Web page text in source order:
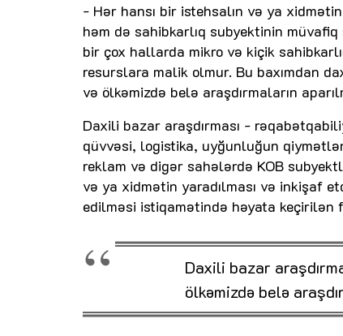
- Hər hansı bir istehsalın və ya
həm də sahibkarlıq subyektinin
bir çox hallarda mikro və kiçik
resurslara malik olmur. Bu baxımdan
və ölkəmizdə belə araşdırmaların
Daxili bazar araşdırması -
qüvvəsi, logistika, uyğunluğun
reklam və digər sahələrdə KOB
və ya xidmətin yaradılması və inkişaf
edilməsi istiqamətində həyata keçirilən
Daxili bazar
ölkəmizdə belə